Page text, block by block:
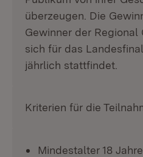
überzeugen. Die
Gewinner der
sich für das
jährlich stattfindet.
Kriterien für die
Mindestalter 18